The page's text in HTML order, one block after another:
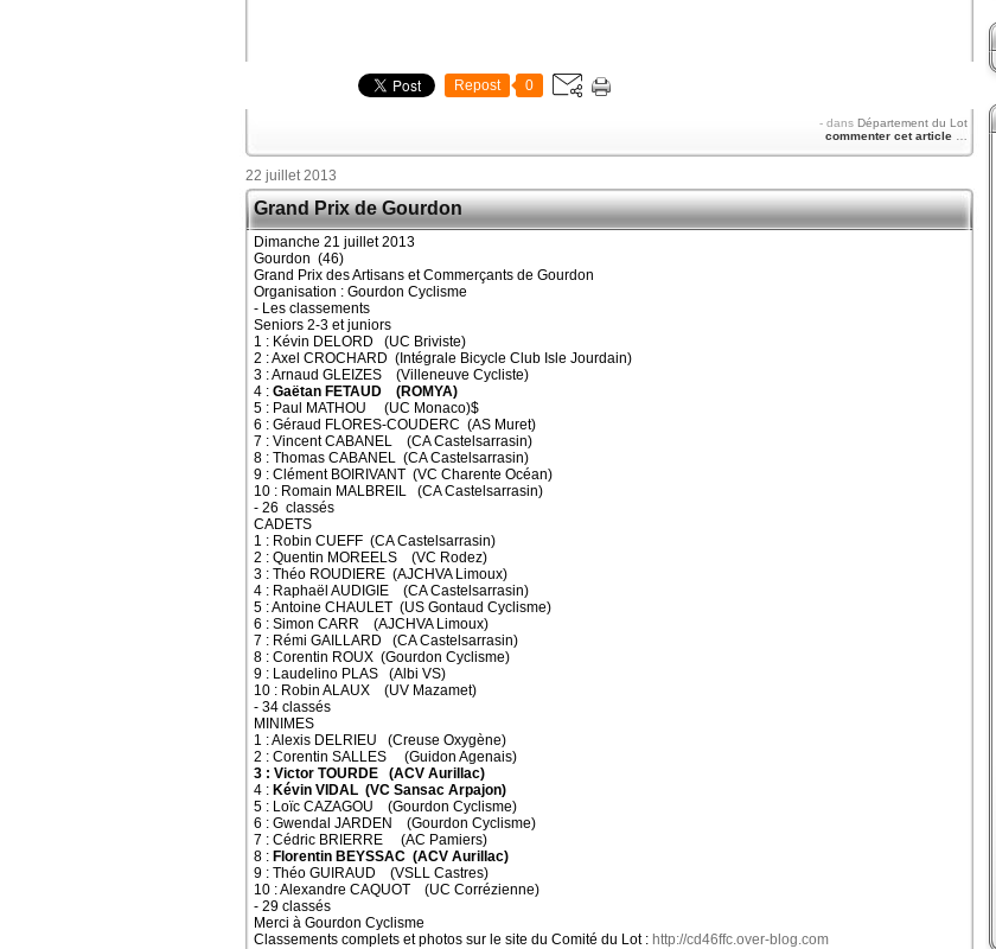
Repost 0
- dans Département du Lot
commenter cet article
22 juillet 2013
Grand Prix de Gourdon
Dimanche 21 juillet 2013
Gourdon (46)
Grand Prix des Artisans et Commerçants de Gourdon
Organisation : Gourdon Cyclisme
- Les classements
Seniors 2-3 et juniors
1 : Kévin DELORD (UC Briviste)
2 : Axel CROCHARD (Intégrale Bicycle Club Isle Jourdain)
3 : Arnaud GLEIZES (Villeneuve Cycliste)
4 : Gaëtan FETAUD (ROMYA)
5 : Paul MATHOU (UC Monaco)$
6 : Géraud FLORES-COUDERC (AS Muret)
7 : Vincent CABANEL (CA Castelsarrasin)
8 : Thomas CABANEL (CA Castelsarrasin)
9 : Clément BOIRIVANT (VC Charente Océan)
10 : Romain MALBREIL (CA Castelsarrasin)
- 26 classés
CADETS
1 : Robin CUEFF (CA Castelsarrasin)
2 : Quentin MOREELS (VC Rodez)
3 : Théo ROUDIERE (AJCHVA Limoux)
4 : Raphaël AUDIGIE (CA Castelsarrasin)
5 : Antoine CHAULET (US Gontaud Cyclisme)
6 : Simon CARR (AJCHVA Limoux)
7 : Rémi GAILLARD (CA Castelsarrasin)
8 : Corentin ROUX (Gourdon Cyclisme)
9 : Laudelino PLAS (Albi VS)
10 : Robin ALAUX (UV Mazamet)
- 34 classés
MINIMES
1 : Alexis DELRIEU (Creuse Oxygène)
2 : Corentin SALLES (Guidon Agenais)
3 : Victor TOURDE (ACV Aurillac)
4 : Kévin VIDAL (VC Sansac Arpajon)
5 : Loïc CAZAGOU (Gourdon Cyclisme)
6 : Gwendal JARDEN (Gourdon Cyclisme)
7 : Cédric BRIERRE (AC Pamiers)
8 : Florentin BEYSSAC (ACV Aurillac)
9 : Théo GUIRAUD (VSLL Castres)
10 : Alexandre CAQUOT (UC Corrézienne)
- 29 classés
Merci à Gourdon Cyclisme
Classements complets et photos sur le site du Comité du Lot : http://cd46ffc.over-blog.com